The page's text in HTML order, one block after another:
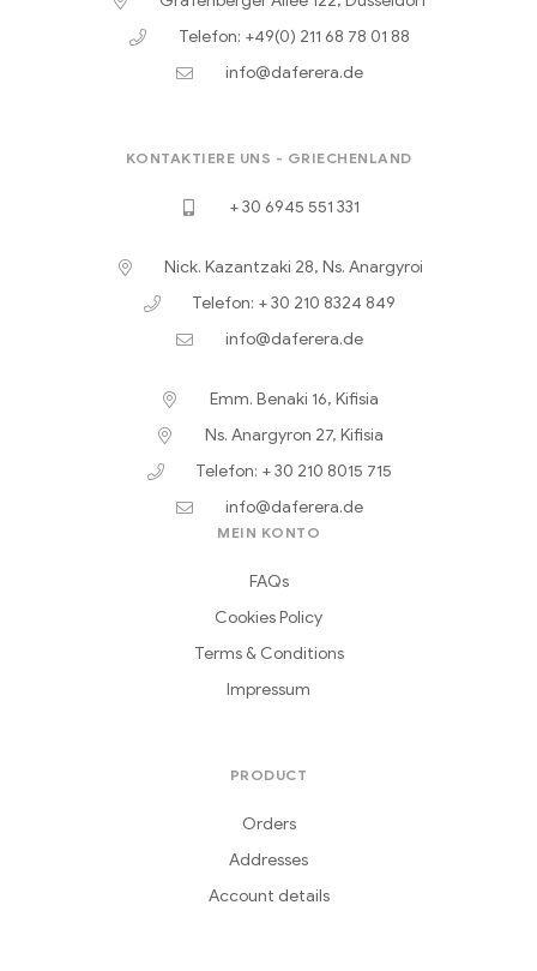
Telefon: +49(0) 211 68 78 01 88
info@daferera.de
KONTAKTIERE UNS - GRIECHENLAND
+ 30 6945 551 331
Nick. Kazantzaki 28, Ns. Anargyroi
Telefon: + 30 210 8324 849
info@daferera.de
Emm. Benaki 16, Kifisia
Ns. Anargyron 27, Kifisia
Telefon: + 30 210 8015 715
info@daferera.de
MEIN KONTO
FAQs
Cookies Policy
Terms & Conditions
Impressum
PRODUCT
Orders
Addresses
Account details